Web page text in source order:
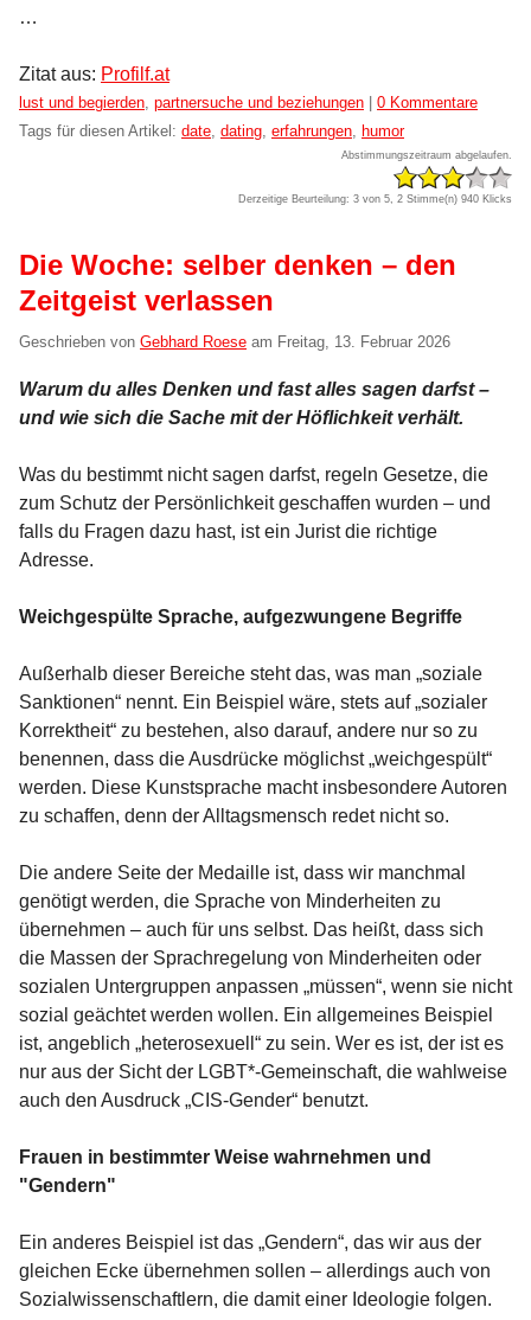
…
Zitat aus: Profilf.at
Kategorien:
lust und begierden partnersuche und beziehungen
0 Kommentare
Tags für diesen Artikel: date dating erfahrungen humor
Abstimmungszeitraum abgelaufen.
Derzeitige Beurteilung: 3 von 5, 2 Stimme(n) 940 Klicks
Die Woche: selber denken – den
Zeitgeist verlassen
Geschrieben von Gebhard Roese am Freitag, 13. Februar 2026
Warum du alles Denken und fast alles sagen darfst –
und wie sich die Sache mit der Höflichkeit verhält.
Was du bestimmt nicht sagen darfst, regeln Gesetze, die
zum Schutz der Persönlichkeit geschaffen wurden – und
falls du Fragen dazu hast, ist ein Jurist die richtige
Adresse.
Weichgespülte Sprache, aufgezwungene Begriffe
Außerhalb dieser Bereiche steht das, was man „soziale
Sanktionen“ nennt. Ein Beispiel wäre, stets auf „sozialer
Korrektheit“ zu bestehen, also darauf, andere nur so zu
benennen, dass die Ausdrücke möglichst „weichgespült“
werden. Diese Kunstsprache macht insbesondere Autoren
zu schaffen, denn der Alltagsmensch redet nicht so.
Die andere Seite der Medaille ist, dass wir manchmal
genötigt werden, die Sprache von Minderheiten zu
übernehmen – auch für uns selbst. Das heißt, dass sich
die Massen der Sprachregelung von Minderheiten oder
sozialen Untergruppen anpassen „müssen“, wenn sie nicht
sozial geächtet werden wollen. Ein allgemeines Beispiel
ist, angeblich „heterosexuell“ zu sein. Wer es ist, der ist es
nur aus der Sicht der LGBT*-Gemeinschaft, die wahlweise
auch den Ausdruck „CIS-Gender“ benutzt.
Frauen in bestimmter Weise wahrnehmen und
"Gendern"
Ein anderes Beispiel ist das „Gendern“, das wir aus der
gleichen Ecke übernehmen sollen – allerdings auch von
Sozialwissenschaftlern, die damit einer Ideologie folgen.